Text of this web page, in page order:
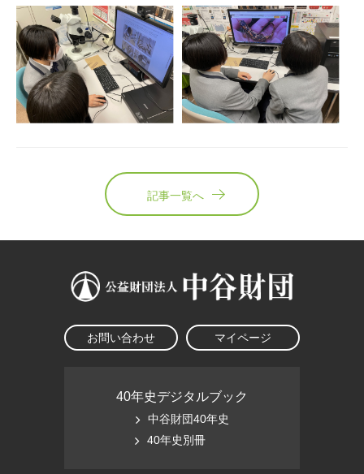
記事一覧へ
お問い合わせ マイページ
40年史デジタルブック
中谷財団40年史
40年史別冊